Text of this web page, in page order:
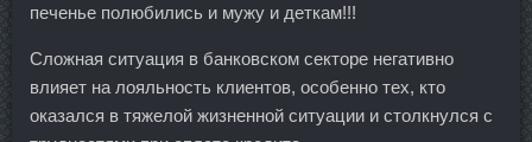
печенье полюбились и мужу и деткам!!!
Сложная ситуация в банковском секторе негативно
влияет на лояльность клиентов, особенно тех, кто
оказался в тяжелой жизненной ситуации и столкнулся с